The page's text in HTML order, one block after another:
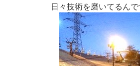
日々技術を磨いてるん